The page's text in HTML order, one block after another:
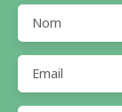
Nom
Email